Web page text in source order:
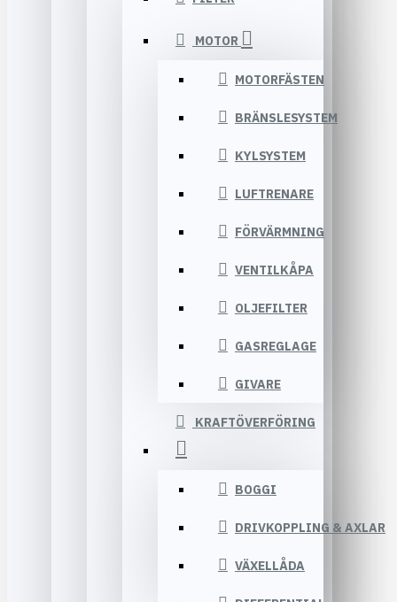
MOTOR
MOTORFÄSTEN
BRÄNSLESYSTEM
KYLSYSTEM
LUFTRENARE
FÖRVÄRMNING
VENTILKÅPA
OLJEFILTER
GASREGLAGE
GIVARE
KRAFTÖVERFÖRING
BOGGI
DRIVKOPPLING & AXLAR
VÄXELLÅDA